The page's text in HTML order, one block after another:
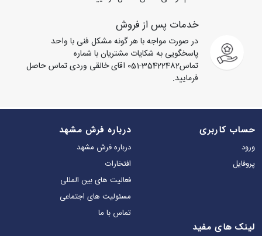
خدمات پس از فروش
در صورت مواجه با هر گونه مشکل فنی با واحد
پاسخگویی به شکایات مشتریان با شماره
تماس35422482-051 اقای خالقی وردی تماس حاصل
فرمایید.
حساب کاربری
ورود
پروفایل
درباره فرش مشهد
درباره فرش مشهد
افتخارات
فعالیت های بین المللی
مسئولیت های اجتماعی
تماس‌ با ما
لینک های مفید